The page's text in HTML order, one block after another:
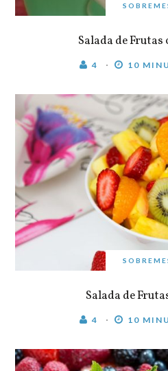
Salada de Frutas
4 10
Salada de
4 10